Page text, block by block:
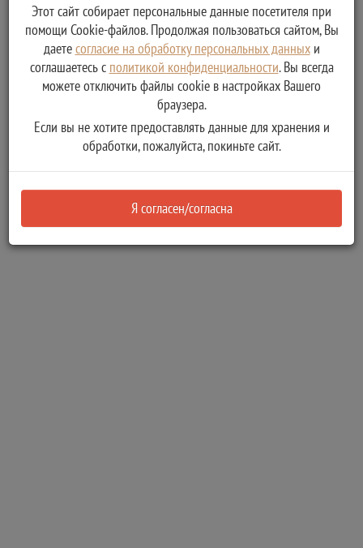
принятие Администрацией решения о предоставлении
земельного участка в собственность бесплатно
заключение договора купли-продажи земельного участка
Этот сайт собирает персональные данные посетителя при
помощи Cookie-файлов. Продолжая пользоваться сайтом, Вы
даетесогласие на обработку персональных данныхи
соглашаетесь с политикой конфиденциальности. Вы всегда
можете отключить файлы cookie в настройках Вашего
браузера.
Если вы не хотите предоставлять данные для хранения и
обработки, пожалуйста, покиньте сайт.
Я согласен/согласна